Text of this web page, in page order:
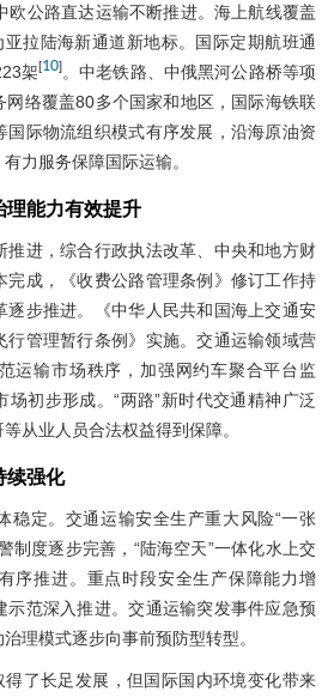
欧公路直达运输不断推进。海上航线覆盖
拉陆海新通道新地标。国际定期航班通
架[10]。中老铁路、中俄黑河公路桥等项
网络覆盖80多个国家和地区，国际海铁联
国际物流组织模式有序发展，沿海原油资
力服务保障国际运输。
理能力有效提升
推进，综合行政执法改革、中央和地方财
完成，《收费公路管理条例》修订工作持
逐步推进。《中华人民共和国海上交通安
行管理暂行条例》实施。交通运输领域营
运输市场秩序，加强网约车聚合平台监
初步形成。“两路”新时代交通精神广泛
从业人员合法权益得到保障。
续强化
稳定。交通运输安全生产重大风险“一张
制度逐步完善，“陆海空天”一体化水上交
序推进。重点时段安全生产保障能力增
示范深入推进。交通运输突发事件应急预
理模式逐步向事前预防型转型。
得了长足发展，但国际国内环境变化带来